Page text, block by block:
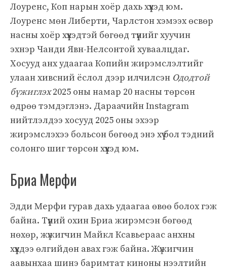
Лоуренс, Коп нарын хоёр дахь хүүхэд юм.
Лоуренс мөн Либерти, Чарлстон хэмээх өсвөр
насны хоёр хүүхэдтэй бөгөөд түүнийг хуучин
эхнэр Чанди Явн-Нелсонтой хуваалцдаг.
Хосууд анх удаагаа Копийн жирэмслэлтийг
улаан хивсний ёслол дээр илчилсэн Ододтой
бүжиглэх2025 оны намар 20 насны төрсөн
өдрөө тэмдэглэнэ. Дараачийн Instagram
нийтлэлдээ хосууд 2025 оны эхээр
жирэмслэхээ больсон бөгөөд энэ хүү бол тэдний
солонго шиг төрсөн хүүхэд юм.
Бриа Мерфи
Эдди Мерфи гурав дахь удаагаа өвөө болох гэж
байна. Түүний охин Бриа жирэмсэн бөгөөд
нөхөр, жүжигчин Майкл Ксавьераас анхны
хүүхдээ өлгийдөн авах гэж байна. Жүжигчин
аавынхаа шинэ баримтат киноны нээлтийн